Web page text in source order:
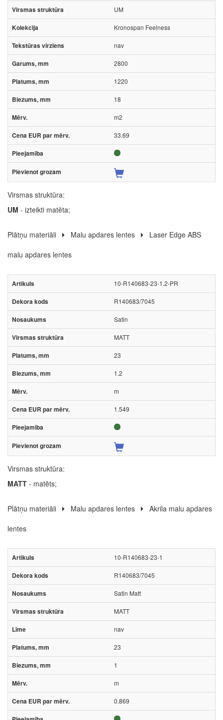
UM
Kronospan Feelness
nav
2800
1220
18
m2
33.69
Virsmas struktūra:
UM - izteikti matēta;
Plātņu materiāli Malu apdares lentes
Laser Edge ABS
malu apdares lentes
10-R140683-23-1.2-PR
R140683/7045
Satin
MATT
23
1.2
m
1.549
Virsmas struktūra:
MATT - matēts;
Plātņu materiāli Malu apdares lentes
Akrila malu apdares
lentes
10-R140683-23-1
R140683/7045
Satin Matt
MATT
nav
23
1
m
0.869